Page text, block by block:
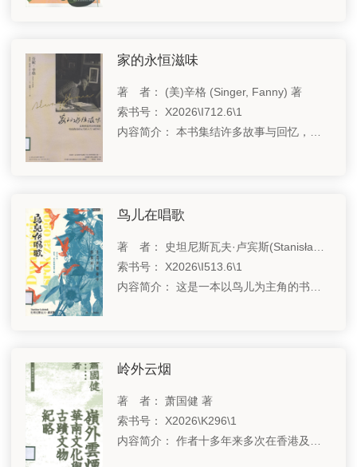
联系我们
相关链接
家的永恒滋味
著 者： (美)辛格 (Singer, Fanny) 著
索书号： X2026\I712.6\1
鸟儿在唱歌
索书号： X2026\I513.6\1
岭外云烟
著 者： 萧国健 著
索书号： X2026\K296\1